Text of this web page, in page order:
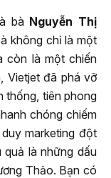
bà Nguyễn Thị
không chỉ là một
còn là một chiến
Vietjet đã phá vỡ
thống, tiên phong
chóng chiếm
marketing đột
quả là những dấu
Thảo. Bạn có